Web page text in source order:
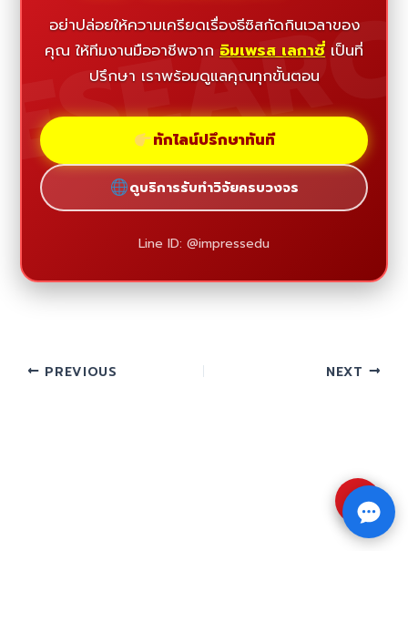
อย่าปล่อยให้ความเครียดเรื่องธีซิสกัดกินเวลาของ
คุณ ให้ทีมงานมืออาชีพจาก อิมเพรส เลกาซี่ เป็นที่
ปรึกษา เราพร้อมดูแลคุณทุกขั้นตอน
ทักไลน์ปรึกษาทันที
ดูบริการรับทำวิจัยครบวงจร
Line ID: @impressedu
PREVIOUS NEXT
⇧